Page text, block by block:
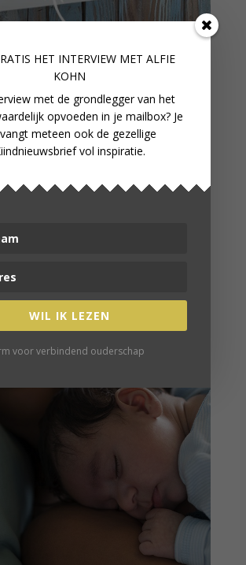
DOEN WAT JE WILT,
HET INTERVIEW MET ALFIE
KOHN
met de grondlegger van het
opvoeden in je mailbox? Je
meteen ook de gezellige
vol inspiratie.
WIL IK LEZEN
voor verbindend ouderschap